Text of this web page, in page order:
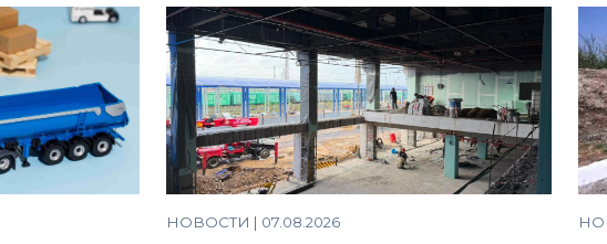
НОВОСТИ | 07.08.2026